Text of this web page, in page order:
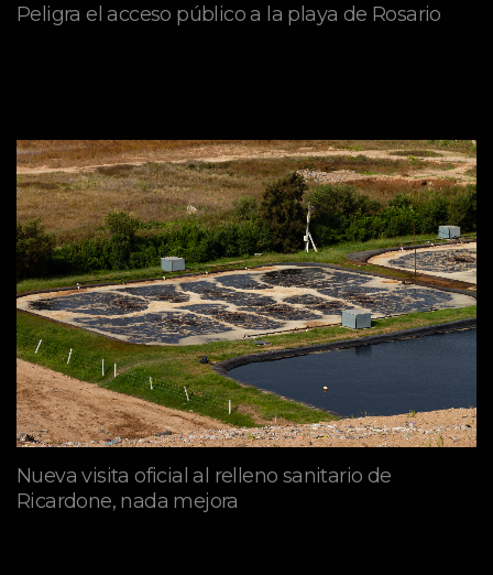
Peligra el acceso público a la playa de Rosario
Nueva visita oficial al relleno sanitario de
Ricardone, nada mejora